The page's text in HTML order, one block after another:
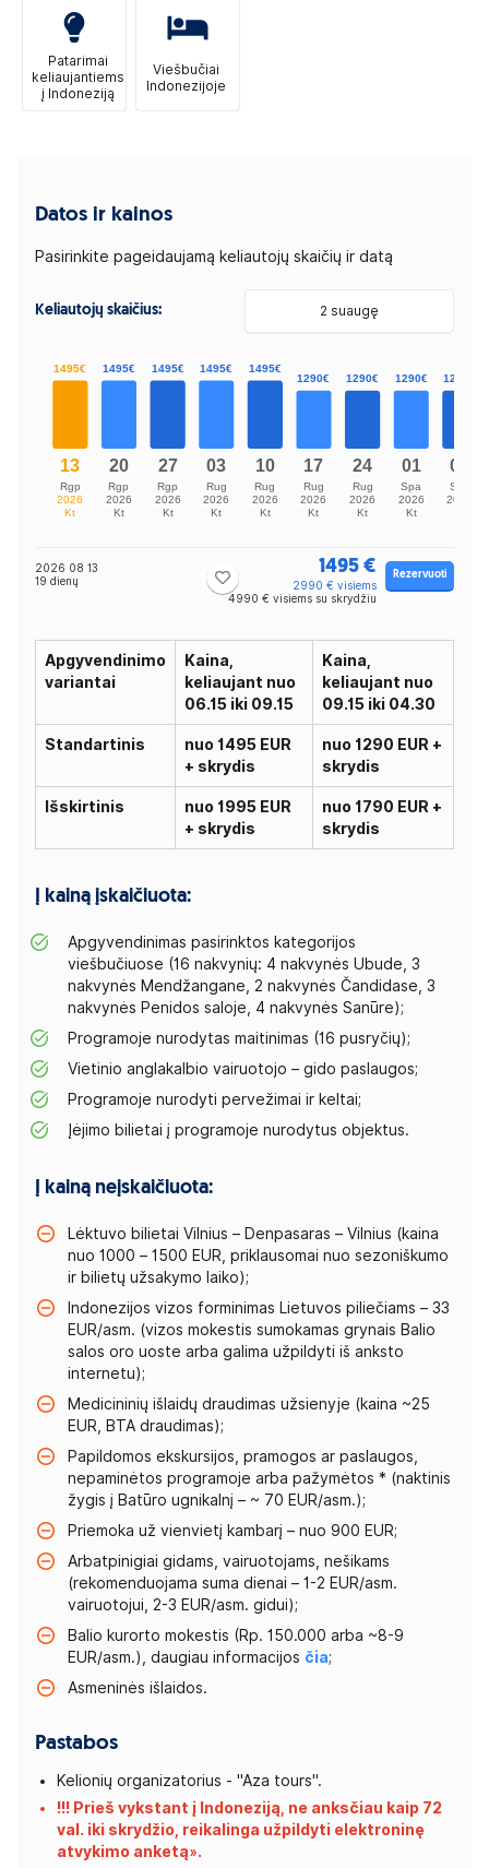
Patarimai
keliaujantiems
į Indoneziją
Viešbučiai
Indonezijoje
Datos ir kainos
Pasirinkite pageidaujamą keliautojų skaičių ir datą
Keliautojų skaičius: 2 suaugę
2026 08 13
19 dienų
1495 €
2990 € visiems
4990 € visiems su skrydžiu
Rezervuoti
Apgyvendinimo
variantai
Kaina,
keliaujant nuo
06.15 iki 09.15
Kaina,
keliaujant nuo
09.15 iki 04.30
Standartinis
nuo 1495 EUR
+ skrydis
nuo 1290 EUR +
skrydis
Išskirtinis
nuo 1995 EUR
+ skrydis
nuo 1790 EUR +
skrydis
Į kainą įskaičiuota:
Apgyvendinimas pasirinktos kategorijos
viešbučiuose (16 nakvynių: 4 nakvynės Ubude, 3
nakvynės Mendžangane, 2 nakvynės Čandidase, 3
nakvynės Penidos saloje, 4 nakvynės Sanūre);
Programoje nurodytas maitinimas (16 pusryčių);
Vietinio anglakalbio vairuotojo – gido paslaugos;
Programoje nurodyti pervežimai ir keltai;
Įėjimo bilietai į programoje nurodytus objektus.
Į kainą neįskaičiuota:
Lėktuvo bilietai Vilnius – Denpasaras – Vilnius (kaina
nuo 1000 – 1500 EUR, priklausomai nuo sezoniškumo
ir bilietų užsakymo laiko);
Indonezijos vizos forminimas Lietuvos piliečiams – 33
EUR/asm. (vizos mokestis sumokamas grynais Balio
salos oro uoste arba galima užpildyti iš anksto
internetu);
Medicininių išlaidų draudimas užsienyje (kaina ~25
EUR, BTA draudimas);
Papildomos ekskursijos, pramogos ar paslaugos,
nepaminėtos programoje arba pažymėtos * (naktinis
žygis į Batūro ugnikalnį – ~ 70 EUR/asm.);
Priemoka už vienvietį kambarį – nuo 900 EUR;
Arbatpinigiai gidams, vairuotojams, nešikams
(rekomenduojama suma dienai – 1-2 EUR/asm.
vairuotojui, 2-3 EUR/asm. gidui);
Balio kurorto mokestis (Rp. 150.000 arba ~8-9
EUR/asm.), daugiau informacijos čia;
Asmeninės išlaidos.
Pastabos
Kelionių organizatorius - "Aza tours".
!!! Prieš vykstant į Indoneziją, ne anksčiau kaip 72
val. iki skrydžio, reikalinga užpildyti elektroninę
atvykimo anketą».